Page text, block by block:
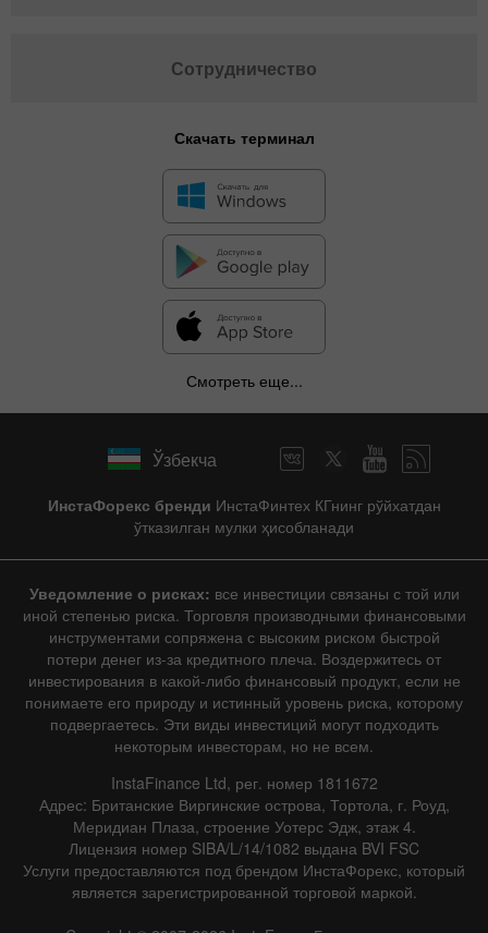
Сотрудничество
Скачать терминал
Смотреть еще...
Ўзбекча
ИнстаФорекс бренди ИнстаФинтех КГнинг рўйхатдан
ўтказилган мулки ҳисобланади
Уведомление о рисках: все инвестиции связаны с той или
иной степенью риска. Торговля производными финансовыми
инструментами сопряжена с высоким риском быстрой
потери денег из-за кредитного плеча. Воздержитесь от
инвестирования в какой-либо финансовый продукт, если не
понимаете его природу и истинный уровень риска, которому
подвергаетесь. Эти виды инвестиций могут подходить
некоторым инвесторам, но не всем.
InstaFinance Ltd, рег. номер 1811672
Адрес: Британские Виргинские острова, Тортола, г. Роуд,
Меридиан Плаза, строение Уотерс Эдж, этаж 4.
Лицензия номер SIBA/L/14/1082 выдана BVI FSC
Услуги предоставляются под брендом ИнстаФорекс, который
является зарегистрированной торговой маркой.